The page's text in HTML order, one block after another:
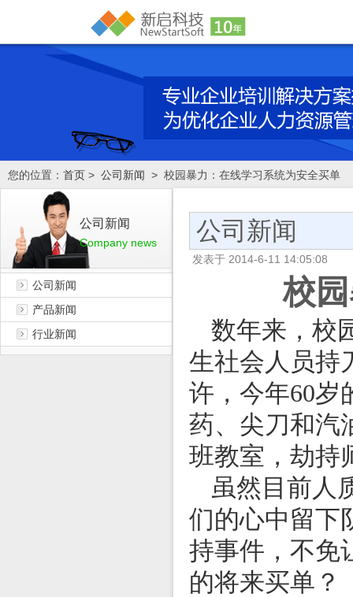
您的位置： 首页 > 公司新闻 > 校园暴力：在线学习系统为安全买单
公司新闻
Company news
公司新闻
产品新闻
行业新闻
公司新闻
发表于 2014-6-11 14:05:08
校
数年来，校
生社会人员持
许，今年60岁
药、尖刀和汽
班教室，劫持
虽然目前人
们的心中留下
持事件，不免
的将来买单？